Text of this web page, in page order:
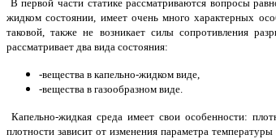
В первой части статике рассматриваются вопросы
жидком состоянии, имеет очень много характерных
таковой, также не возникает силы сопротивления
рассматривает два вида состояния:
-вещества в капельно-жидком виде,
-вещества в газообразном виде.
Капельно-жидкая среда имеет свои особенности:
плотности зависит от изменения параметра